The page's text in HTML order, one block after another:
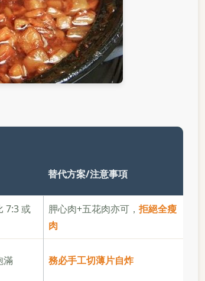
替代方案/注意事項
7:3 或
胛心肉+五花肉亦可， 拒絕全瘦
肉
滿 務必手工切薄片自炸